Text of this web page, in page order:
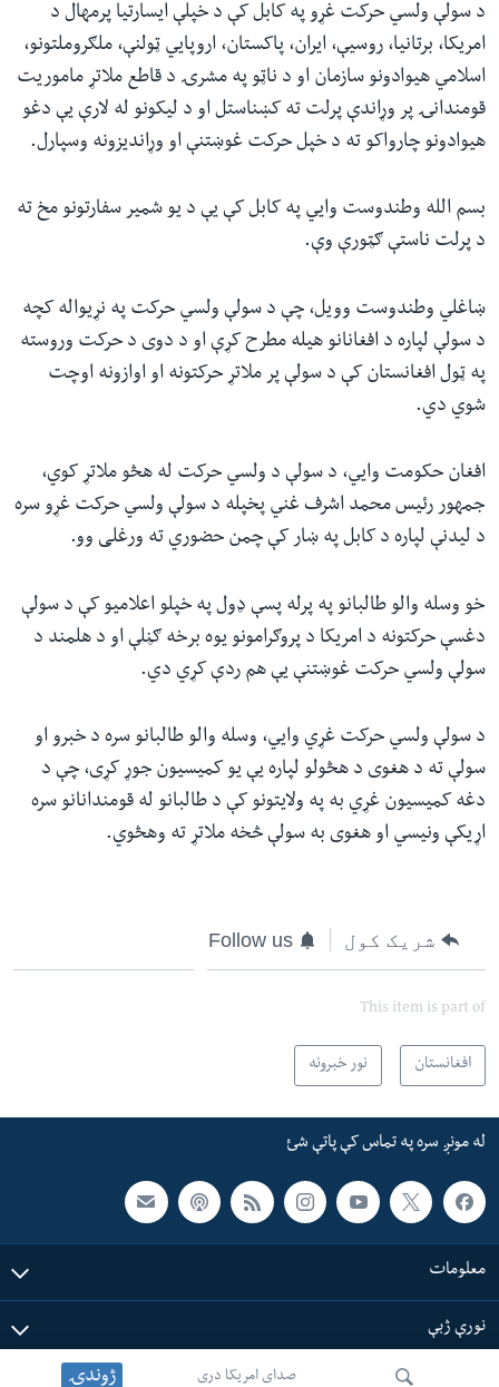
صدای امریکا دری ژوندۍ
د سولې ولسي حرکت غړو په کابل کې د خپلې ایسارتیا پرمهال د
امریکا، برتانیا، روسیې، ایران، پاکستان، اروپايي ټولنې، ملګروملتونو،
اسلامي هیوادونو سازمان او د ناټو په مشرۍ د قاطع ملاتړ ماموریت
قومندانۍ پر وړاندې پرلت ته کښناستل او د لیکونو له لارې یې دغو
هیوادونو چارواکو ته د خپل حرکت غوښتنې او وړاندیزونه وسپارل.
بسم الله وطندوست وایي په کابل کې یې د یو شمیر سفارتونو مخ ته
د پرلت ناستې ګټورې وې.
ښاغلي وطندوست وویل، چې د سولې ولسي حرکت په نړیواله کچه
د سولې لپاره د افغانانو هیله مطرح کړې او د دوی د حرکت وروسته
په ټول افغانستان کې د سولې پر ملاتړ حرکتونه او اوازونه اوچت
شوي دي.
افغان حکومت وايي، د سولې د ولسي حرکت له هڅو ملاتړ کوي،
جمهور رئیس محمد اشرف غني پخپله د سولې ولسي حرکت غړو سره
د لیدنې لپاره د کابل په ښار کې چمن حضوري ته ورغلی وو.
خو وسله والو طالبانو په پرله پسې ډول په خپلو اعلامیو کې د سولې
دغسې حرکتونه د امریکا د پروګرامونو یوه برخه ګڼلې او د هلمند د
سولې ولسي حرکت غوښتنې یې هم ردې کړي دي.
د سولې ولسي حرکت غړي وايي، وسله والو طالبانو سره د خبرو او
سولې ته د هغوی د هڅولو لپاره یې یو کمیسیون جوړ کړی، چې د
دغه کمیسیون غړي به په ولایتونو کې د طالبانو له قومندانانو سره
اړیکې ونیسي او هغوی به سولې څخه ملاتړ ته وهڅوي.
شریک کول Follow us
This item is part of
افغانستان نور خبرونه
له مونږ سره په تماس کې پاتې شئ
معلومات
نورې ژبې